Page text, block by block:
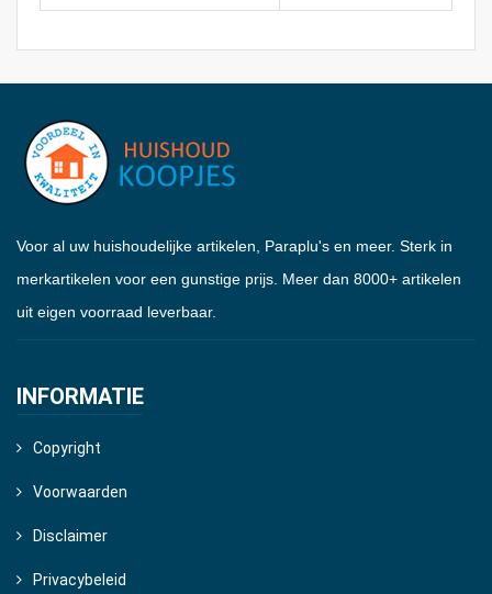
Voor al uw huishoudelijke artikelen, Paraplu's en meer. Sterk in
merkartikelen voor een gunstige prijs. Meer dan 8000+ artikelen
uit eigen voorraad leverbaar.
INFORMATIE
Copyright
Voorwaarden
Disclaimer
Privacybeleid